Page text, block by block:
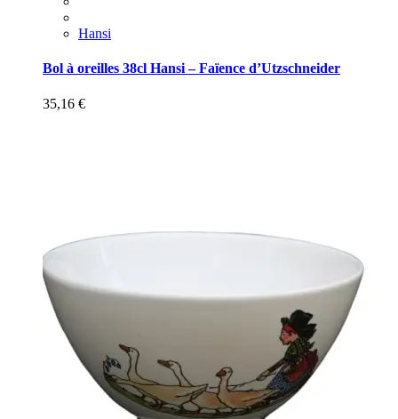
Hansi
Bol à oreilles 38cl Hansi – Faïence d’Utzschneider
35,16 €